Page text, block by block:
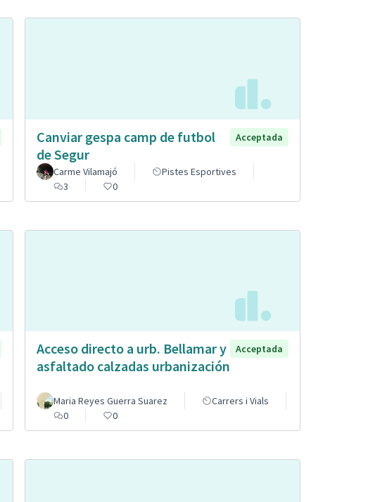
Canviar gespa camp de futbol
de Segur
Acceptada
Carme Vilamajó
Pistes Esportives
3
0
Acceso directo a urb. Bellamar y
asfaltado calzadas urbanización
Acceptada
Maria Reyes Guerra Suarez
Carrers i Vials
0
0